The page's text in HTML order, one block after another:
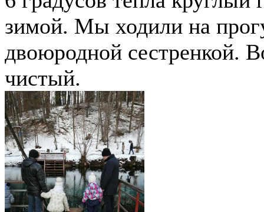
зимой. Мы ходили на
двоюродной сестренкой.
чистый.